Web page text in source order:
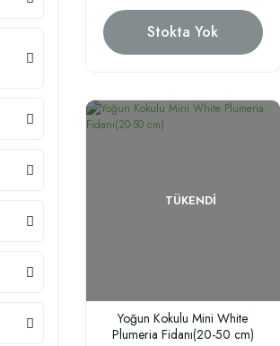
Stokta Yok
TÜKENDI
Yoğun Kokulu Mini White
Plumeria Fidanı(20-50 cm)